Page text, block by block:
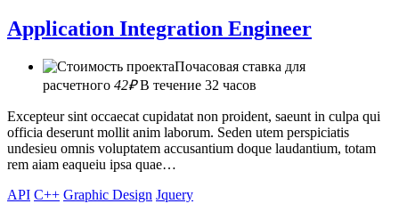
Application Integration Engineer
Почасовая ставка для
расчетного 42₽В течение 32 часов
Excepteur sint occaecat cupidatat non proident, saeunt in culpa qui
officia deserunt mollit anim laborum. Seden utem perspiciatis
undesieu omnis voluptatem accusantium doque laudantium, totam
rem aiam eaqueiu ipsa quae…
API C++ Graphic Design Jquery